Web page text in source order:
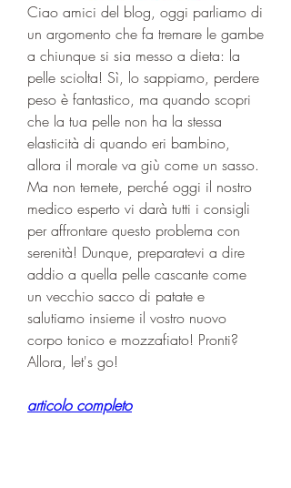
Ciao amici del blog, oggi parliamo di
un argomento che fa tremare le gambe
a chiunque si sia messo a dieta: la
pelle sciolta! Sì, lo sappiamo, perdere
peso è fantastico, ma quando scopri
che la tua pelle non ha la stessa
elasticità di quando eri bambino,
allora il morale va giù come un sasso.
Ma non temete, perché oggi il nostro
medico esperto vi darà tutti i consigli
per affrontare questo problema con
serenità! Dunque, preparatevi a dire
addio a quella pelle cascante come
un vecchio sacco di patate e
salutiamo insieme il vostro nuovo
corpo tonico e mozzafiato! Pronti?
Allora, let's go!
articolo completo